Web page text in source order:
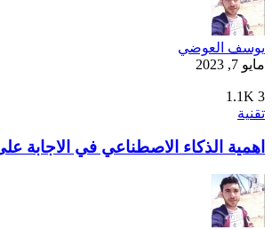
يوسف العوضي
مايو 7, 2023
1.1K 3
تقنية
اهمية الذكاء الاصطناعي في الاجابة